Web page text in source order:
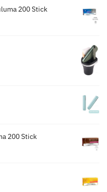
200 Stick
200 Stick